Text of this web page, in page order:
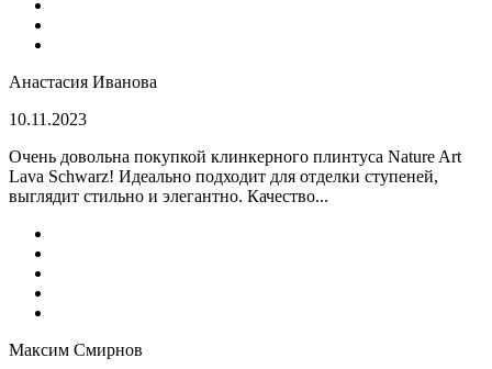
Анастасия Иванова
10.11.2023
Очень довольна покупкой клинкерного плинтуса Nature Art
Lava Schwarz! Идеально подходит для отделки ступеней,
выглядит стильно и элегантно. Качество...
Максим Смирнов